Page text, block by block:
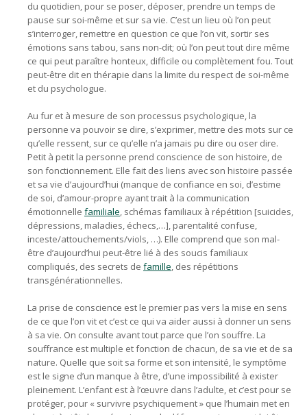
du quotidien, pour se poser, déposer, prendre un temps de
pause sur soi-même et sur sa vie. C’est un lieu où l’on peut
s’interroger, remettre en question ce que l’on vit, sortir ses
émotions sans tabou, sans non-dit; où l’on peut tout dire même
ce qui peut paraître honteux, difficile ou complètement fou. Tout
peut-être dit en thérapie dans la limite du respect de soi-même
et du psychologue.
Au fur et à mesure de son processus psychologique, la
personne va pouvoir se dire, s’exprimer, mettre des mots sur ce
qu’elle ressent, sur ce qu’elle n’a jamais pu dire ou oser dire.
Petit à petit la personne prend conscience de son histoire, de
son fonctionnement. Elle fait des liens avec son histoire passée
et sa vie d’aujourd’hui (manque de confiance en soi, d’estime
de soi, d’amour-propre ayant trait à la communication
émotionnelle familiale, schémas familiaux à répétition [suicides,
dépressions, maladies, échecs,…], parentalité confuse,
inceste/attouchements/viols, …). Elle comprend que son mal-
être d’aujourd’hui peut-être lié à des soucis familiaux
compliqués, des secrets de famille, des répétitions
transgénérationnelles.
La prise de conscience est le premier pas vers la mise en sens
de ce que l’on vit et c’est ce qui va aider aussi à donner un sens
à sa vie. On consulte avant tout parce que l’on souffre. La
souffrance est multiple et fonction de chacun, de sa vie et de sa
nature. Quelle que soit sa forme et son intensité, le symptôme
est le signe d’un manque à être, d’une impossibilité à exister
pleinement. L’enfant est à l’œuvre dans l’adulte, et c’est pour se
protéger, pour « survivre psychiquement » que l’humain met en